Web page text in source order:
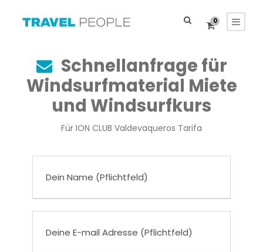
0
Schnellanfrage für
Windsurfmaterial Miete
und Windsurfkurs
Für ION CLUB Valdevaqueros Tarifa